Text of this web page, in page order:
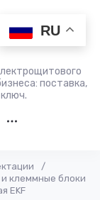
RU
поставка,
/
клеммные блоки
EKF